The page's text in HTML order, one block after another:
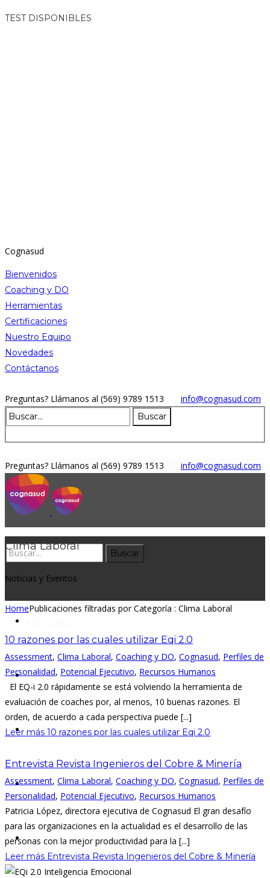
TEST DISPONIBLES
Cognasud
Bienvenidos
Coaching y DO
Herramientas
Certificaciones
Nuestro Equipo
Novedades
Contáctanos
Preguntas? Llámanos al (569) 9789 1513 info@cognasud.com
Preguntas? Llámanos al (569) 9789 1513 info@cognasud.com
COACHING Y DO
HERRAMIENTAS
CERTIFICACIONES
NUESTRO EQUIPO
Clima Laboral
Noticias y Eventos
HomePublicaciones filtradas por Categoría : Clima Laboral
10 razones por las cuales utilizar Eqi 2.0
Assessment, Clima Laboral, Coaching y DO, Cognasud, Perfiles de
Personalidad, Potencial Ejecutivo, Recursos Humanos
El EQ-i 2.0 rápidamente se está volviendo la herramienta de
evaluación de coaches por, al menos, 10 buenas razones. El
orden, de acuerdo a cada perspectiva puede [...]
Leer más 10 razones por las cuales utilizar Eqi 2.0
Entrevista Revista Ingenieros del Cobre & Minería
Assessment, Clima Laboral, Coaching y DO, Cognasud, Perfiles de
Personalidad, Potencial Ejecutivo, Recursos Humanos
Patricia López, directora ejecutiva de Cognasud El gran desafío
para las organizaciones en la actualidad es el desarrollo de las
personas con la mejor productividad para la [...]
Leer más Entrevista Revista Ingenieros del Cobre & Minería